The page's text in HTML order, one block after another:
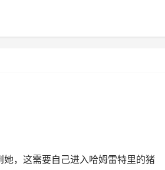
，这需要自己进入哈姆雷特里的猪